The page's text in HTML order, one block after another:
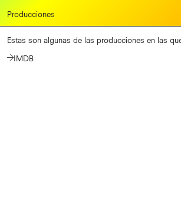
Producciones
En desarrollo
Producciones
Estas son algunas de las producciones en las
IMDB